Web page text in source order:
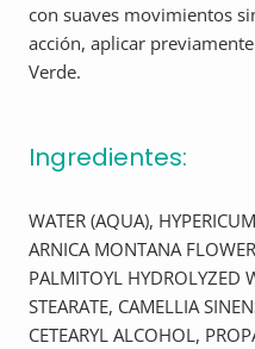
con suaves movimientos
acción, aplicar
Verde.
Ingredientes:
WATER (AQUA),
ARNICA MONTANA
PALMITOYL HYDROLYZED
STEARATE, CAMELLIA
CETEARYL ALCOHOL,